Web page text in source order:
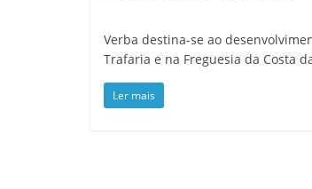
Verba destina-se ao
Trafaria e na Freguesia da Costa
Ler mais